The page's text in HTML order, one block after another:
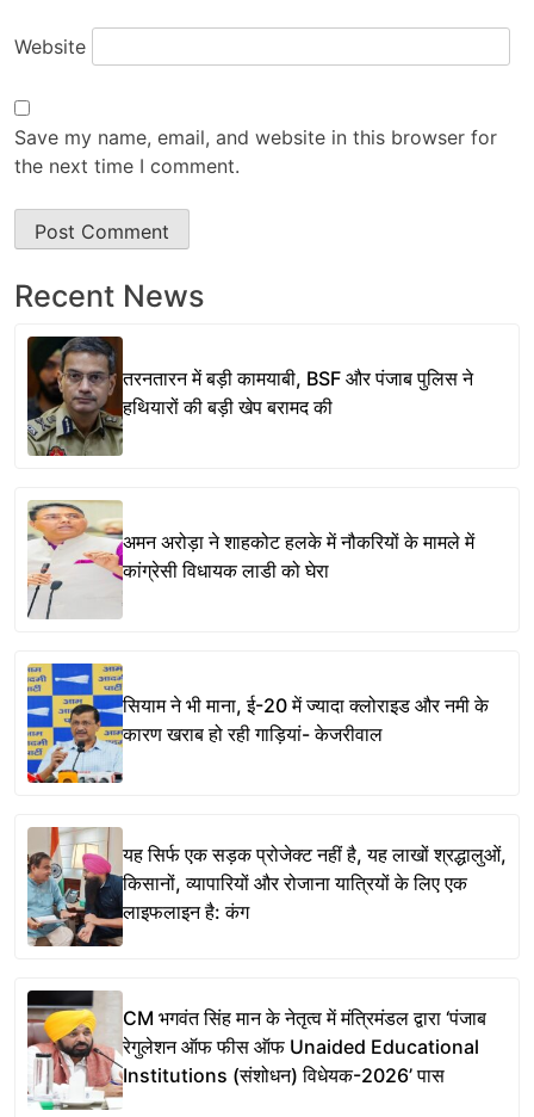
Website
Save my name, email, and website in this browser for
the next time I comment.
Recent News
तरनतारन में बड़ी कामयाबी, BSF और पंजाब पुलिस ने
हथियारों की बड़ी खेप बरामद की
अमन अरोड़ा ने शाहकोट हलके में नौकरियों के मामले में
कांग्रेसी विधायक लाडी को घेरा
सियाम ने भी माना, ई-20 में ज्यादा क्लोराइड और नमी के
कारण खराब हो रही गाड़ियां- केजरीवाल
यह सिर्फ एक सड़क प्रोजेक्ट नहीं है, यह लाखों श्रद्धालुओं,
किसानों, व्यापारियों और रोजाना यात्रियों के लिए एक
लाइफलाइन है: कंग
CM भगवंत सिंह मान के नेतृत्व में मंत्रिमंडल द्वारा ‘पंजाब
रेगुलेशन ऑफ फीस ऑफ Unaided Educational
Institutions (संशोधन) विधेयक-2026’ पास